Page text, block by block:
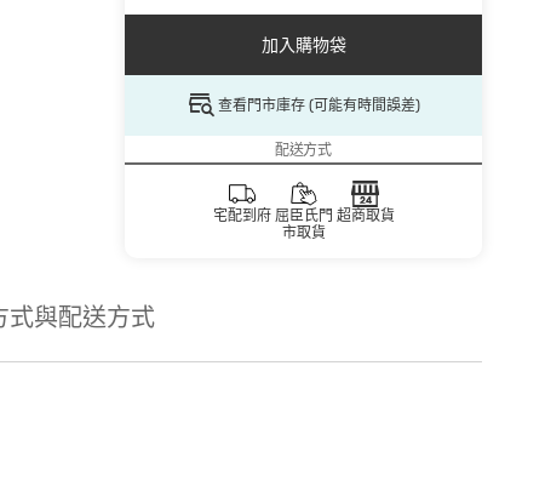
加入購物袋
查看門市庫存 (可能有時間誤差)
配送方式
宅配到府 屈臣氏門
市取貨
超商取貨
式與配送方式